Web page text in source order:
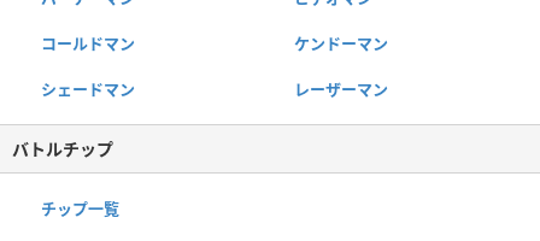
コールドマン ケンドーマン
シェードマン レーザーマン
バトルチップ
チップ一覧